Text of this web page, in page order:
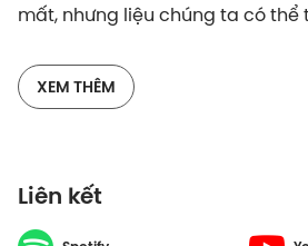
mất, nhưng liệu chúng ta có
bên ngoài? Cùng thầy Minh
hiểu cách làm sao mỗi ngày
“Cuộc sống vốn mầu nhiệm,
chưa sẵn sàng để ngộ ra điều đó.”
XEM THÊM
Liên kết